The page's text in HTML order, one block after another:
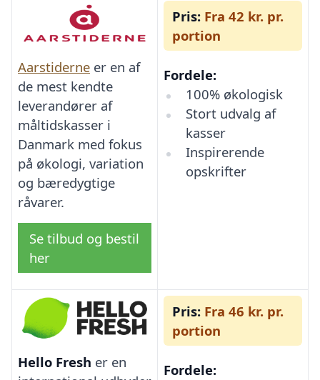
Aarstiderne er en af
de mest kendte
leverandører af
måltidskasser i
Danmark med fokus
på økologi, variation
og bæredygtige
råvarer.
Se tilbud og bestil
her
Pris: Fra 42 kr. pr.
portion
Fordele:
100% økologisk
Stort udvalg af
kasser
Inspirerende
opskrifter
Hello Fresh er en
Pris: Fra 46 kr. pr.
portion
Fordele: